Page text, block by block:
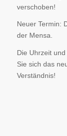
verschoben!
Neuer Termin:
der Mensa.
Die Uhrzeit
Sie sich das
Verständnis!